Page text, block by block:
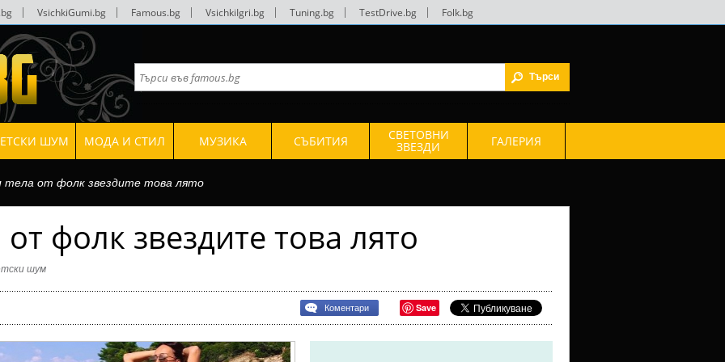
VsichkiGumi.bg Famous.bg VsichkiIgri.bg Tuning.bg TestDrive.bg Folk.bg
ШУМ МОДА И СТИЛ МУЗИКА СЪБИТИЯ СВЕТОВНИ
ЗВЕЗДИ ГАЛЕРИЯ
тела от фолк звездите това лято
фолк звездите това лято
шум
Коментари Save